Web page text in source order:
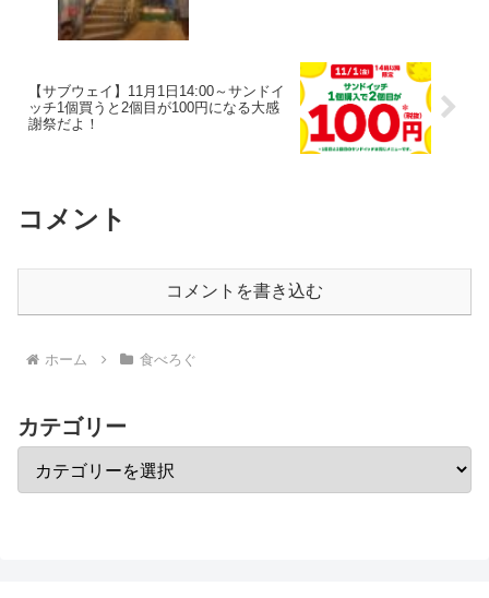
【サブウェイ】11月1日14:00～サンドイ
ッチ1個買うと2個目が100円になる大感
謝祭だよ！
コメント
コメントを書き込む
ホーム 食べろぐ
カテゴリー